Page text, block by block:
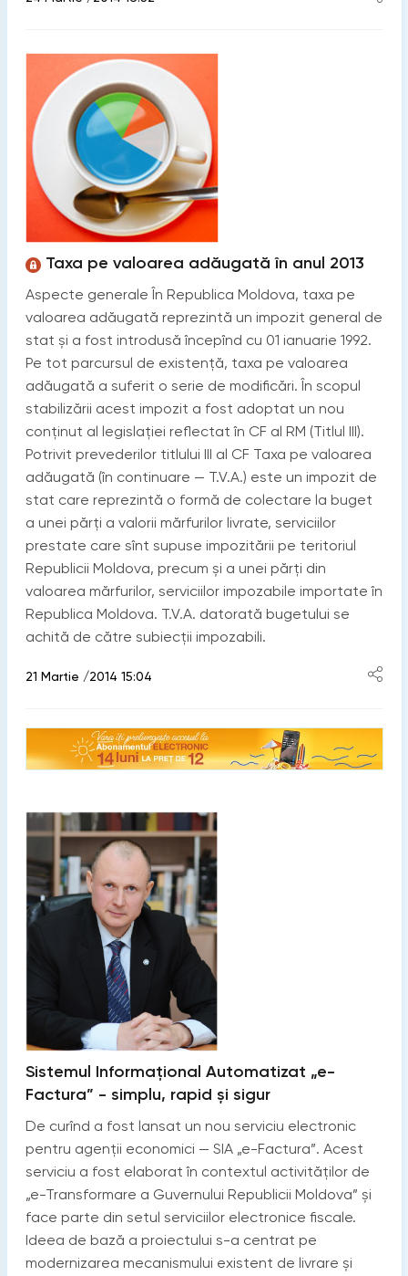
Taxa pe valoarea adăugată în anul 2013
Aspecte generale În Republica Moldova, taxa pe
valoarea adăugată reprezintă un impozit general de
stat şi a fost introdusă începînd cu 01 ianuarie 1992.
Pe tot parcursul de existenţă, taxa pe valoarea
adăugată a suferit o serie de modificări. În scopul
stabilizării acest impozit a fost adoptat un nou
conţinut al legislaţiei reflectat în CF al RM (Titlul III).
Potrivit prevederilor titlului III al CF Taxa pe valoarea
adăugată (în continuare — T.V.A.) este un impozit de
stat care reprezintă o formă de colectare la buget
a unei părţi a valorii mărfurilor livrate, serviciilor
prestate care sînt supuse impozitării pe teritoriul
Republicii Moldova, precum şi a unei părţi din
valoarea mărfurilor, serviciilor impozabile importate în
Republica Moldova. T.V.A. datorată bugetului se
achită de către subiecţii impozabili.
21 Martie /2014 15:04
Sistemul Informaţional Automatizat „e-
Factura” - simplu, rapid şi sigur
De curînd a fost lansat un nou serviciu electronic
pentru agenţii economici — SIA „e-Factura”. Acest
serviciu a fost elaborat în contextul activităţilor de
„e-Transformare a Guvernului Republicii Moldova” şi
face parte din setul serviciilor electronice fiscale.
Ideea de bază a proiectului s-a centrat pe
modernizarea mecanismului existent de livrare şi